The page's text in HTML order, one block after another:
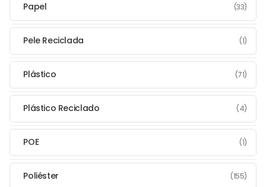
Papel (33)
Pele Reciclada (1)
Plástico (71)
Plástico Reciclado (4)
POE (1)
Poliéster (155)